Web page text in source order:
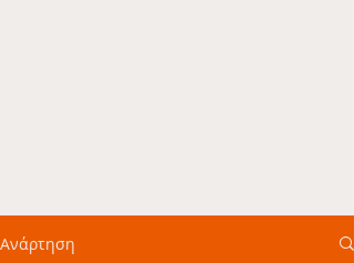
Ανάρτηση